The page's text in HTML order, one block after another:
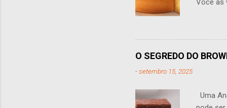
Você às
sabor,
não é
tornar o
O SEGREDO DO
-setembro 15, 2025
Uma